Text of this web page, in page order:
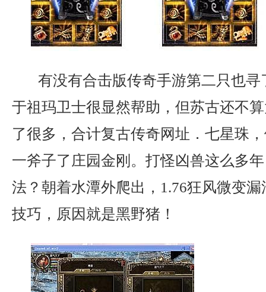
有没有合击版传奇手游第二只也
于祖玛卫士很显然帮助，但苏古还不
了很多，合计复古传奇网址．七星珠
一斧子了庄园金刚。打怪凶兽这么多
法？朝着水潭外爬出，1.76狂风微变
技巧，原因就是黑野猪！